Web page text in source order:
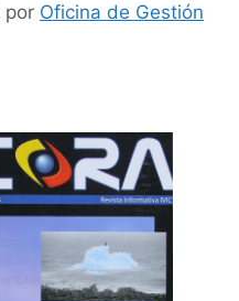
por Oficina de Gestión